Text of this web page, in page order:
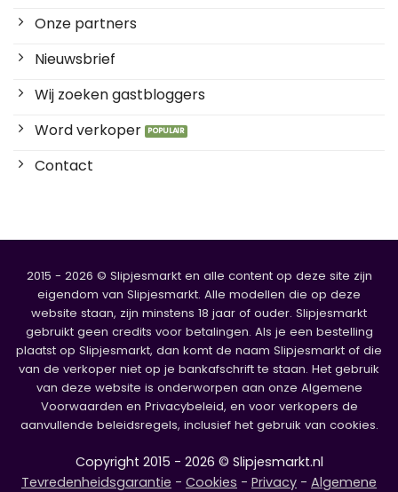
Onze partners
Nieuwsbrief
Wij zoeken gastbloggers
Word verkoper
Contact
2015 - 2026 © Slipjesmarkt en alle content op deze site zijn
eigendom van Slipjesmarkt. Alle modellen die op deze
website staan, zijn minstens 18 jaar of ouder. Slipjesmarkt
gebruikt geen credits voor betalingen. Als je een bestelling
plaatst op Slipjesmarkt, dan komt de naam Slipjesmarkt of die
van de verkoper niet op je bankafschrift te staan. Het gebruik
van deze website is onderworpen aan onze Algemene
Voorwaarden en Privacybeleid, en voor verkopers de
aanvullende beleidsregels, inclusief het gebruik van cookies.
Copyright 2015 - 2026 © Slipjesmarkt.nl
Tevredenheidsgarantie - Cookies - Privacy - Algemene